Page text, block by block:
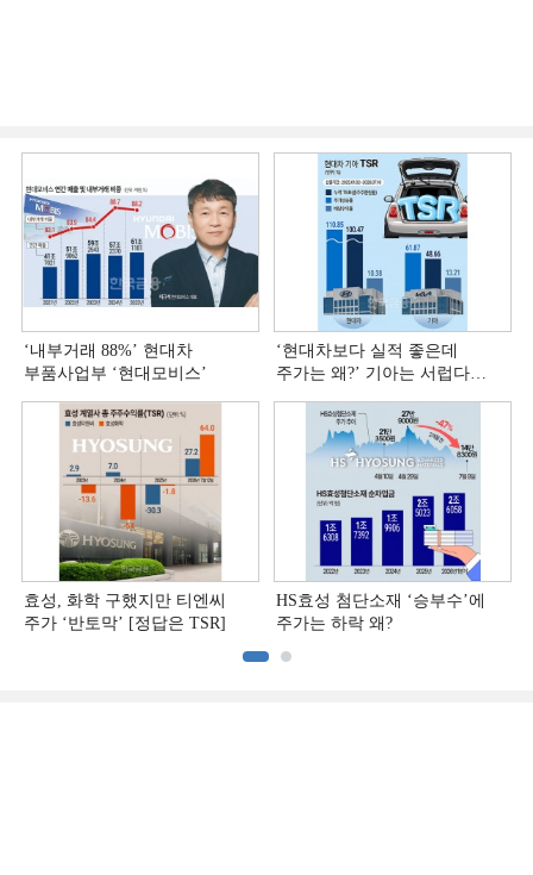
‘내부거래 88%ʼ 현대차
부품사업부 ‘현대모비스ʼ
‘현대차보다 실적 좋은데
주가는 왜?ʼ 기아는 서럽다
효성, 화학 구했지만 티엔씨
주가 ‘반토막’ [정답은 TSR]
HS효성 첨단소재 ‘승부수’에
주가는 하락 왜?